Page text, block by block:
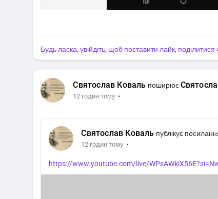
Будь ласка, увійдіть, щоб поставити лайк,
Святослав Коваль поширює
12 годин тому ·
Святослав Коваль публікує
12 годин тому ·
https://www.youtube.com/live/